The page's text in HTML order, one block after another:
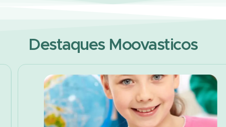
Destaques Moovasticos